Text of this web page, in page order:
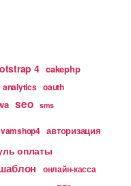
4 cakephp
analytics oauth
seo sms
vamshop4 авторизация
оплаты
онлайн-касса